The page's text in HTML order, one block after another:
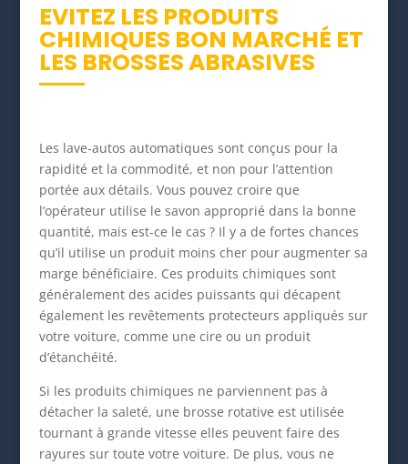
EVITEZ LES PRODUITS
CHIMIQUES BON MARCHÉ ET
LES BROSSES ABRASIVES
Les lave-autos automatiques sont conçus pour la
rapidité et la commodité, et non pour l’attention
portée aux détails. Vous pouvez croire que
l’opérateur utilise le savon approprié dans la bonne
quantité, mais est-ce le cas ? Il y a de fortes chances
qu’il utilise un produit moins cher pour augmenter sa
marge bénéficiaire. Ces produits chimiques sont
généralement des acides puissants qui décapent
également les revêtements protecteurs appliqués sur
votre voiture, comme une cire ou un produit
d’étanchéité.
Si les produits chimiques ne parviennent pas à
détacher la saleté, une brosse rotative est utilisée
tournant à grande vitesse elles peuvent faire des
rayures sur toute votre voiture. De plus, vous ne